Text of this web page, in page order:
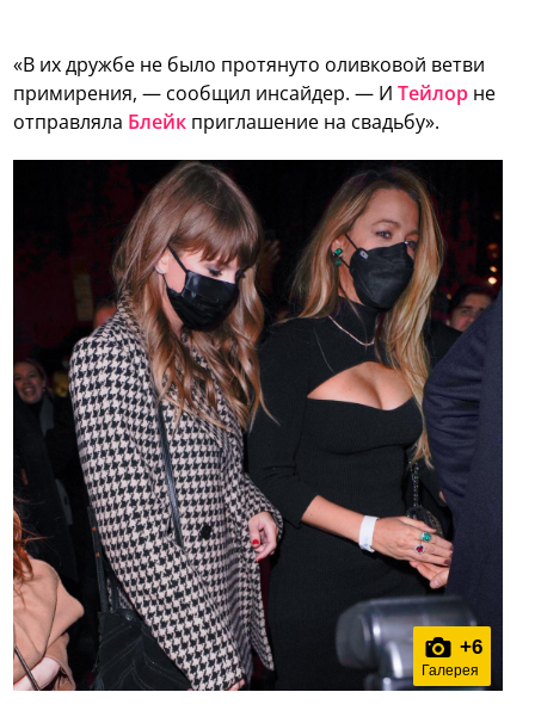
«В их дружбе не было протянуто оливковой ветви
примирения, — сообщил инсайдер. — ИТейлор не
отправляла Блейк приглашение на свадьбу».
+6
Галерея